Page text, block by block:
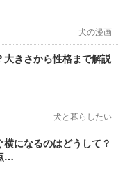
犬の漫画
きさから性格まで解説
犬と暮らしたい
横になるのはどうして？
…